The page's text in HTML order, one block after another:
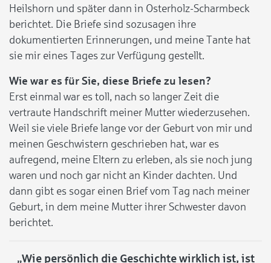
Heilshorn und später dann in Osterholz-Scharmbeck
berichtet. Die Briefe sind sozusagen ihre
dokumentierten Erinnerungen, und meine Tante hat
sie mir eines Tages zur Verfügung gestellt.
Wie war es für Sie, diese Briefe zu lesen?
Erst einmal war es toll, nach so langer Zeit die
vertraute Handschrift meiner Mutter wiederzusehen.
Weil sie viele Briefe lange vor der Geburt von mir und
meinen Geschwistern geschrieben hat, war es
aufregend, meine Eltern zu erleben, als sie noch jung
waren und noch gar nicht an Kinder dachten. Und
dann gibt es sogar einen Brief vom Tag nach meiner
Geburt, in dem meine Mutter ihrer Schwester davon
berichtet.
„Wie persönlich die Geschichte wirklich ist, ist